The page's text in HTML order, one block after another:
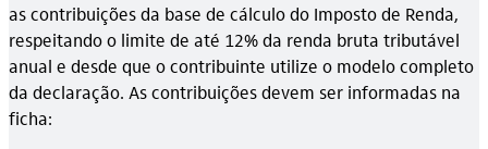
as contribuições da base de cálculo do Imposto de Renda,
respeitando o limite de até 12% da renda bruta tributável
anual e desde que o contribuinte utilize o modelo completo
da declaração. As contribuições devem ser informadas na
ficha: